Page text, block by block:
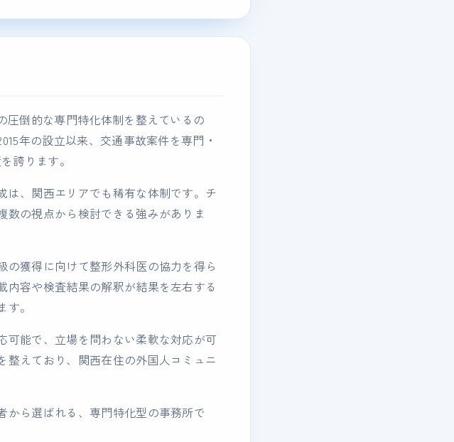
倒的な専門特化体制を整えているの
年の設立以来、交通事故案件を専門・
誇ります。
は、関西エリアでも稀有な体制です。チ
数の視点から検討できる強みがありま
獲得に向けて整形外科医の協力を得ら
容や検査結果の解釈が結果を左右する
。
可能で、立場を問わない柔軟な対応が可
えており、関西在住の外国人コミュニ
から選ばれる、専門特化型の事務所で